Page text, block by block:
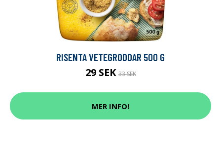
RISENTA VETEGRODDAR 500 G
29 SEK33 SEK
MER INFO!